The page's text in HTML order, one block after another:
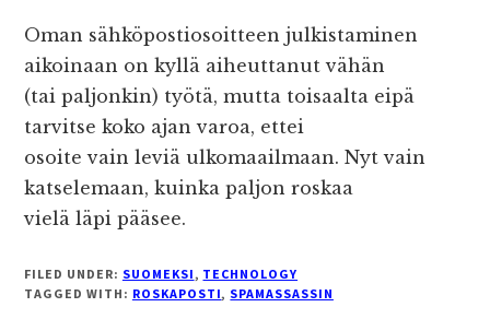
Oman sähköpostiosoitteen julkistaminen
aikoinaan on kyllä aiheuttanut vähän
(tai paljonkin) työtä, mutta toisaalta eipä
tarvitse koko ajan varoa, ettei
osoite vain leviä ulkomaailmaan. Nyt vain
katselemaan, kuinka paljon roskaa
vielä läpi pääsee.
FILED UNDER: SUOMEKSI, TECHNOLOGY
TAGGED WITH: ROSKAPOSTI, SPAMASSASSIN